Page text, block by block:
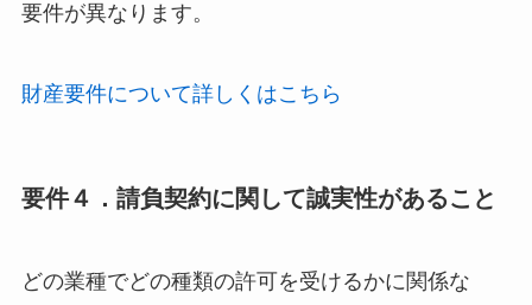
要件が異なります。
財産要件について詳しくはこちら
要件４．請負契約に関して誠実性があること
どの業種でどの種類の許可を受けるかに関係な